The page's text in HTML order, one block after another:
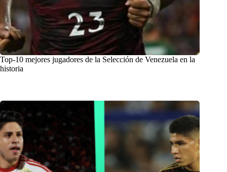
Top-10 mejores jugadores de la Selección de Venezuela en la
historia